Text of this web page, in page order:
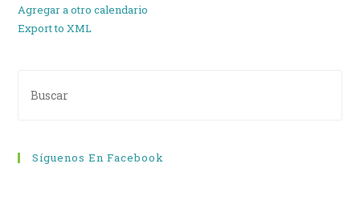
Agregar a otro calendario
Export to XML
Síguenos En Facebook